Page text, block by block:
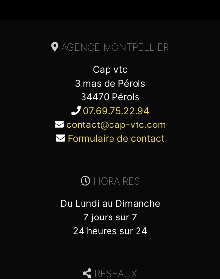
AGENCE MONTPELLIER
Cap vtc
3 mas de Pérols
34470 Pérols
07.69.75.22.94
contact@cap-vtc.com
Formulaire de contact
HORAIRES
Du Lundi au Dimanche
7 jours sur 7
24 heures sur 24
RÉSEAUX